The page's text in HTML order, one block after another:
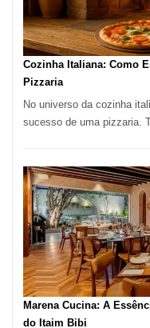
Cozinha Italiana: Como
Pizzaria
No universo da cozinha
sucesso de uma pizzaria.
Marena Cucina: A
do Itaim Bibi